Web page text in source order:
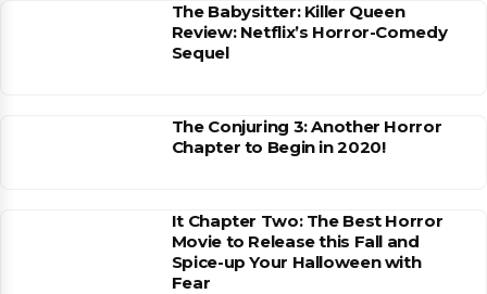
The Babysitter: Killer Queen
Review: Netflix’s Horror-Comedy
Sequel
The Conjuring 3: Another Horror
Chapter to Begin in 2020!
It Chapter Two: The Best Horror
Movie to Release this Fall and
Spice-up Your Halloween with
Fear